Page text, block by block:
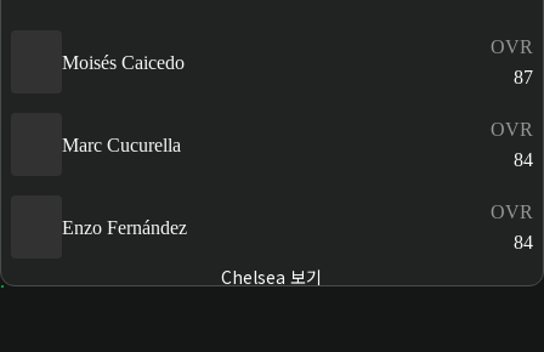
Moisés Caicedo
OVR
87
Marc Cucurella
OVR
84
Enzo Fernández
OVR
84
Chelsea 보기